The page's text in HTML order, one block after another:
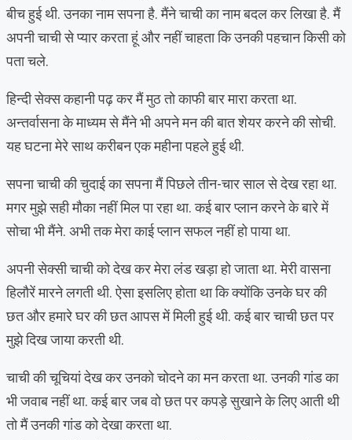
बीच हुई थी. उनका नाम सपना है. मैंने चाची का नाम बदल कर लिखा है. मैं
अपनी चाची से प्यार करता हूं और नहीं चाहता कि उनकी पहचान किसी को
पता चले.
हिन्दी सेक्स कहानी पढ़ कर मैं मुठ तो काफी बार मारा करता था.
अन्तर्वासना के माध्यम से मैंने भी अपने मन की बात शेयर करने की सोची.
यह घटना मेरे साथ करीबन एक महीना पहले हुई थी.
सपना चाची की चुदाई का सपना मैं पिछले तीन-चार साल से देख रहा था.
मगर मुझे सही मौका नहीं मिल पा रहा था. कई बार प्लान करने के बारे में
सोचा भी मैंने. अभी तक मेरा काई प्लान सफल नहीं हो पाया था.
अपनी सेक्सी चाची को देख कर मेरा लंड खड़ा हो जाता था. मेरी वासना
हिलौरें मारने लगती थी. ऐसा इसलिए होता था कि क्योंकि उनके घर की
छत और हमारे घर की छत आपस में मिली हुई थी. कई बार चाची छत पर
मुझे दिख जाया करती थी.
चाची की चूचियां देख कर उनको चोदने का मन करता था. उनकी गांड का
भी जवाब नहीं था. कई बार जब वो छत पर कपड़े सुखाने के लिए आती थी
तो मैं उनकी गांड को देखा करता था.